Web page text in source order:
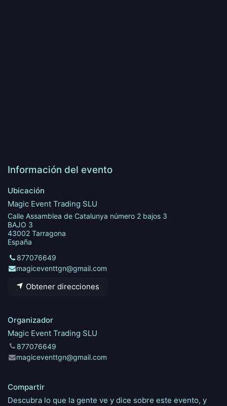
Información del evento
Ubicación
Magic Event Trading SLU
Calle Assamblea de Catalunya número 2 bajos 3
BAJO 3
43002 Tarragona
España
877076649
magiceventtgn@gmail.com
Obtener direcciones
Organizador
Magic Event Trading SLU
877076649
magiceventtgn@gmail.com
Compartir
Descubra lo que la gente ve y dice sobre este evento, y